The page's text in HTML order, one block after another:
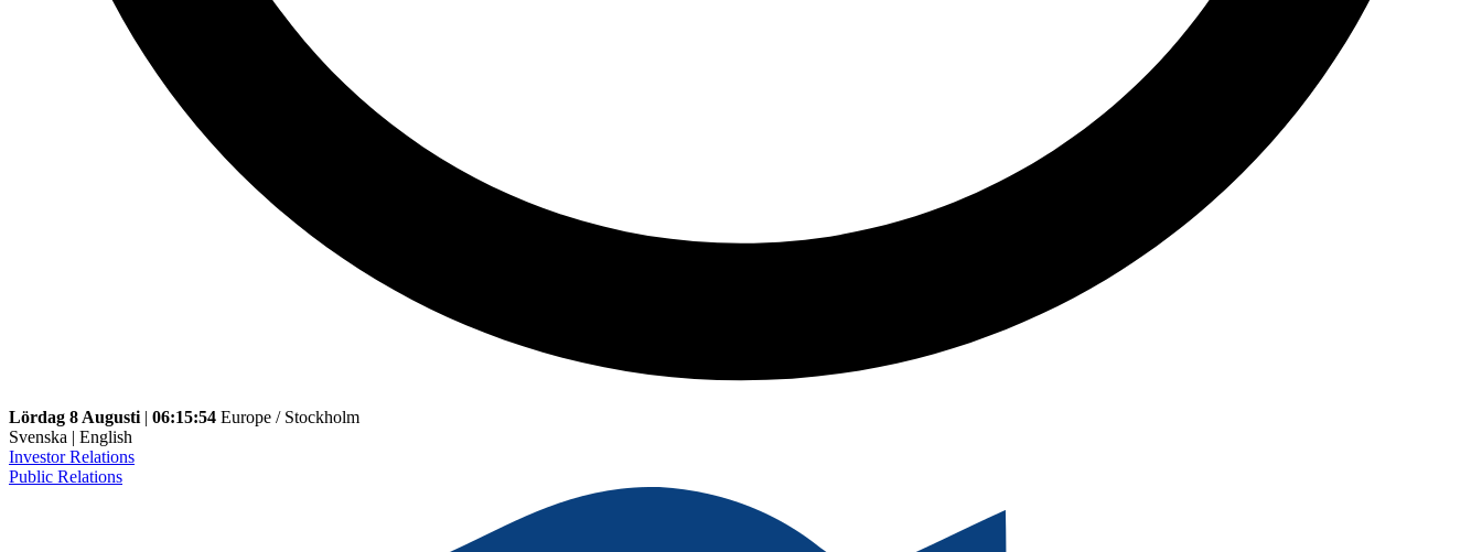
Lördag 8 Augusti | 06:15:54 Europe / Stockholm
Svenska | English
Investor Relations
Public Relations